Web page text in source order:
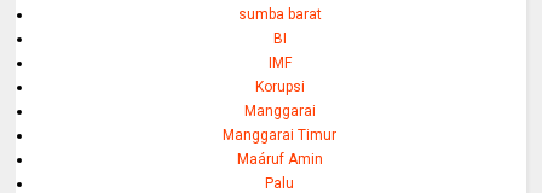
sumba barat
BI
IMF
Korupsi
Manggarai
Manggarai Timur
Maáruf Amin
Palu